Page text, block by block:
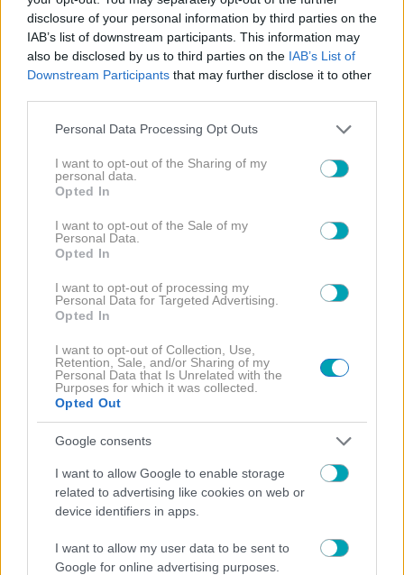
disclosure of your personal information by third parties on the
IAB’s list of downstream participants. This information may
also be disclosed by us to third parties on the IAB’s List of
Downstream Participants that may further disclose it to other
Please note that this website/app uses one or more Google
not limited to your visit or usage behaviour. You may click to
grant or deny consent to Google and its third-party tags to
use your data for below specified purposes in below Google
consent section.
Personal Data Processing Opt Outs
I want to opt-out of the Sharing of my
personal data.
Opted In
I want to opt-out of the Sale of my
Personal Data.
Opted In
I want to opt-out of processing my
Personal Data for Targeted Advertising.
Opted In
I want to opt-out of Collection, Use,
Retention, Sale, and/or Sharing of my
Personal Data that Is Unrelated with the
Purposes for which it was collected.
Opted Out
Google consents
I want to allow Google to enable storage
related to advertising like cookies on web or
device identifiers in apps.
I want to allow my user data to be sent to
Google for online advertising purposes.
NEWS
Έλενα Τσαγκρινού – Λάμπρος Κωνσταντάρας:
Γενέθλια με ερωτική αφιέρωση στα social media